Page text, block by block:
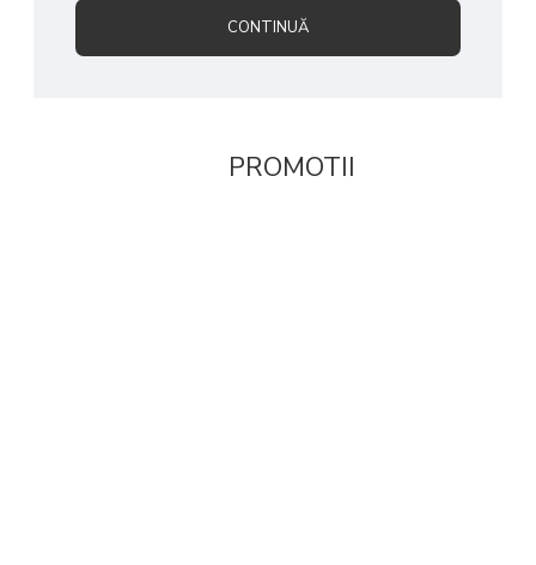
CONTINUĂ
PROMOTII